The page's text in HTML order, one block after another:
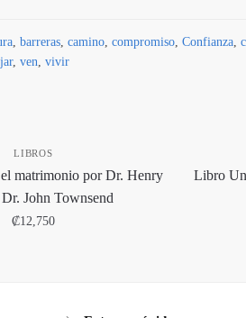
barreras camino compromiso Confianza
, ven vivir
LIBROS
matrimonio por Dr. Henry
John Townsend
₡12,750
Libro